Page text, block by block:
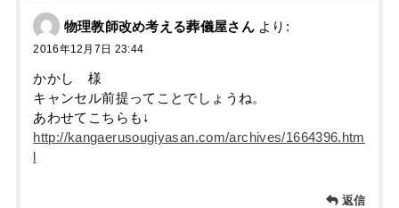
物理教師改め考える葬儀屋さん より:
2016年12月7日 23:44
かかし 様
キャンセル前提ってことでしょうね。
あわせてこちらも↓
http://kangaerusougiyasan.com/archives/1664396.htm
返信